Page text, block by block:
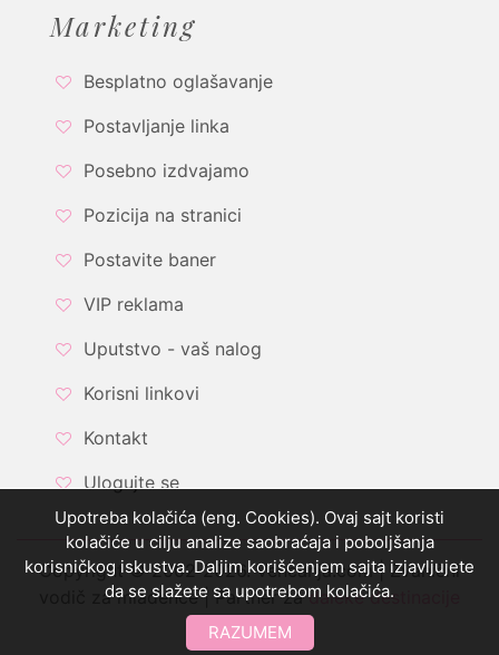
Marketing
Besplatno oglašavanje
Postavljanje linka
Posebno izdvajamo
Pozicija na stranici
Postavite baner
VIP reklama
Uputstvo - vaš nalog
Korisni linkovi
Kontakt
Ulogujte se
Copyright © 2002-2026. Vencanja.com | Zvanični
vodič za mladence | Partner zadaleke destinacije
Upotreba kolačića (eng. Cookies). Ovaj sajt koristi
kolačiće u cilju analize saobraćaja i poboljšanja
korisničkog iskustva. Daljim korišćenjem sajta izjavljujete
da se slažete sa upotrebom kolačića.
RAZUMEM